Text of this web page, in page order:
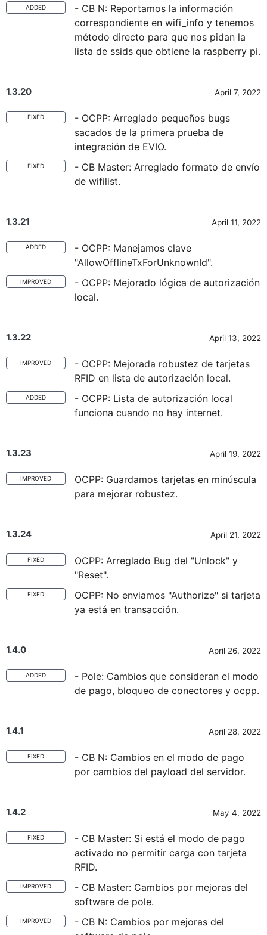
ADDED
- CB N: Reportamos la información
correspondiente en wifi_info y tenemos
método directo para que nos pidan la
lista de ssids que obtiene la raspberry pi.
1.3.20 April 7, 2022
FIXED
- OCPP: Arreglado pequeños bugs
sacados de la primera prueba de
integración de EVIO.
FIXED
- CB Master: Arreglado formato de envío
de wifilist.
1.3.21 April 11, 2022
ADDED
- OCPP: Manejamos clave
"AllowOfflineTxForUnknownId".
IMPROVED
- OCPP: Mejorado lógica de autorización
local.
1.3.22 April 13, 2022
IMPROVED
- OCPP: Mejorada robustez de tarjetas
RFID en lista de autorización local.
ADDED
- OCPP: Lista de autorización local
funciona cuando no hay internet.
1.3.23 April 19, 2022
IMPROVED
OCPP: Guardamos tarjetas en minúscula
para mejorar robustez.
1.3.24 April 21, 2022
FIXED
OCPP: Arreglado Bug del "Unlock" y
"Reset".
FIXED
OCPP: No enviamos "Authorize" si tarjeta
ya está en transacción.
1.4.0 April 26, 2022
ADDED
- Pole: Cambios que consideran el modo
de pago, bloqueo de conectores y ocpp.
1.4.1 April 28, 2022
FIXED
- CB N: Cambios en el modo de pago
por cambios del payload del servidor.
1.4.2 May 4, 2022
FIXED
- CB Master: Si está el modo de pago
activado no permitir carga con tarjeta
RFID.
IMPROVED
- CB Master: Cambios por mejoras del
software de pole.
IMPROVED
- CB N: Cambios por mejoras del